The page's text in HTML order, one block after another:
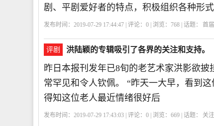
剧、平剧爱好者的特点，积极组织各种形式
发布时间：2019-07-29 17:44:47 | 评论： 0 | 浏览： 768 | 话题： 首届
评剧 洪陆颖的专辑吸引了各界的关注和支持。
昨日本报刊发年已8旬的老艺术家洪影欲
常罕见和令人钦佩。 “昨天一大早，看到
得知这位老人最近情绪很好后
发布时间：2019-07-29 17:43:03 | 评论： 0 | 浏览： 669 | 话题： 关注